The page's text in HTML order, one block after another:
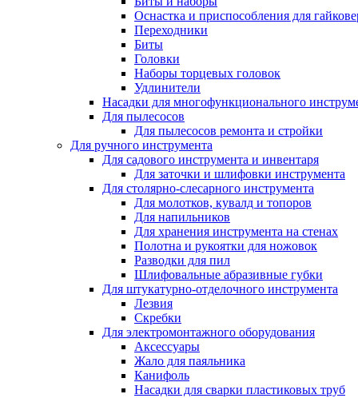
Оснастка и приспособления для
Переходники
Биты
Головки
Наборы торцевых головок
Удлинители
Насадки для многофункционального
Для пылесосов
Для пылесосов ремонта и стройки
Для ручного инструмента
Для садового инструмента и инвентаря
Для заточки и шлифовки инструмента
Для столярно-слесарного инструмента
Для молотков, кувалд и топоров
Для напильников
Для хранения инструмента на стенах
Полотна и рукоятки для ножовок
Разводки для пил
Шлифовальные абразивные губки
Для штукатурно-отделочного инструмента
Лезвия
Скребки
Для электромонтажного оборудования
Аксессуары
Жало для паяльника
Канифоль
Насадки для сварки пластиковых труб